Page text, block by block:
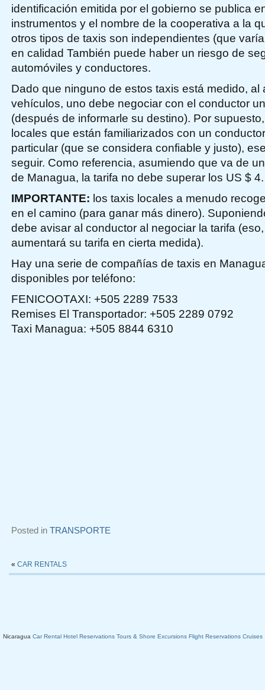
identificación emitida por el gobierno se publica
instrumentos y el nombre de la cooperativa a la
otros tipos de taxis son independientes (que
en calidad También puede haber un riesgo de
automóviles y conductores.
Dado que ninguno de estos taxis está medido, al
vehículos, uno debe negociar con el conductor
(después de informarle su destino). Por
locales que están familiarizados con un
particular (que se considera confiable y justo),
seguir. Como referencia, asumiendo que va de
de Managua, la tarifa no debe superar los US $ 4.
IMPORTANTE: los taxis locales a menudo
en el camino (para ganar más dinero).
debe avisar al conductor al negociar la tarifa
aumentará su tarifa en cierta medida).
Hay una serie de compañías de taxis en
disponibles por teléfono:
FENICOOTAXI: +505 2289 7533
Remises El Transportador: +505 2289 0792
Taxi Managua: +505 8844 6310
Posted in TRANSPORTE
« CAR RENTALS
Nicaragua Car Rental Hotel Reservations Tours & Shore Excursions Flight Reservations Cruises